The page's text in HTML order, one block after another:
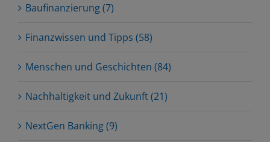
Baufinanzierung (7)
Finanzwissen und Tipps (58)
Menschen und Geschichten (84)
Nachhaltigkeit und Zukunft (21)
NextGen Banking (9)